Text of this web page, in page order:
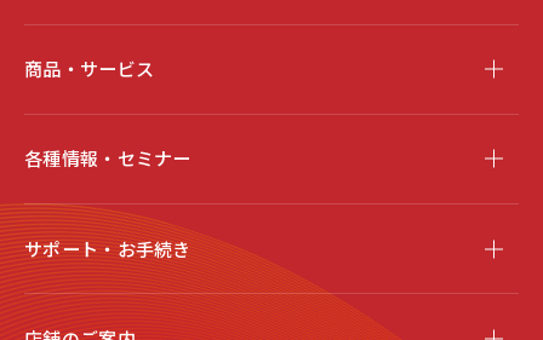
商品・サービス
各種情報・セミナー
サポート・お手続き